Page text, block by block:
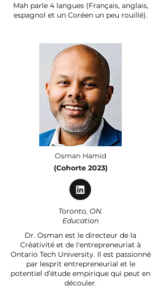
Mah parle 4 langues (Français, anglais,
espagnol et un Coréen un peu rouillé).
Osman Hamid
(Cohorte 2023)
Toronto, ON.
Education
Dr. Osman est le directeur de la
Créativité et de l'entrepreneuriat à
Ontario Tech University. Il est passionné
par lesprit entrepreneurial et le
potentiel d’étude empirique qui peut en
découler.